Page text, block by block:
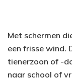
Met schermen
een frisse wind.
tienerzoon of -
naar school of